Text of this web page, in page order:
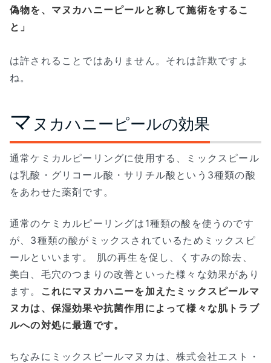
偽物を、マヌカハニーピールと称して施術をするこ
と」
は許されることではありません。それは詐欺ですよ
ね。
マ ヌカハニーピールの効果
通常ケミカルピーリングに使用する、ミックスピール
は乳酸・グリコール酸・サリチル酸という3種類の酸
をあわせた薬剤です。
通常のケミカルピーリングは1種類の酸を使うのです
が、3種類の酸がミックスされているためミックスピ
ールといいます。 肌の再生を促し、くすみの除去、
美白、毛穴のつまりの改善といった様々な効果があり
ます。
これにマヌカハニーを加えたミックスピールマ
ヌカは、保湿効果や抗菌作用によって様々な肌トラブ
ルへの対処に最適です。
ちなみにミックスピールマヌカは、株式会社エスト・